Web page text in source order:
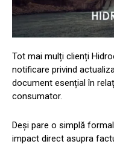
Tot mai mulți clienți
notificare privind
document esențial în
consumator.
Deși pare o simplă
impact direct asupra